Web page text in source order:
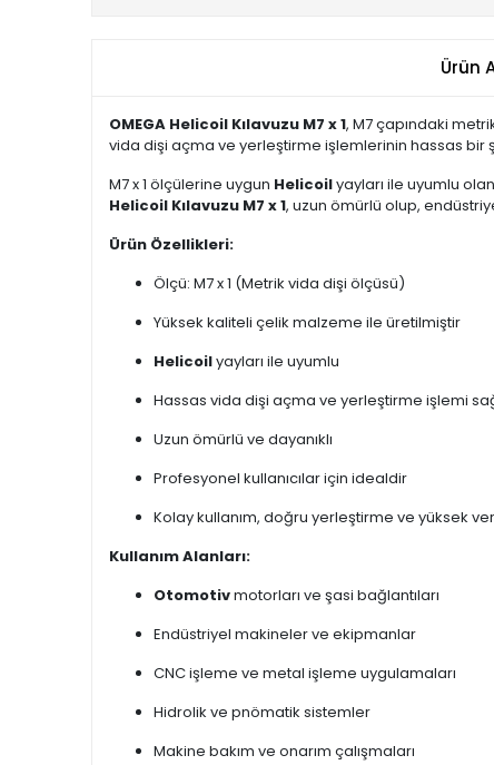
Ürün
OMEGA Helicoil Kılavuzu M7 x 1, M7 çapındaki
vida dişi açma ve yerleştirme işlemlerinin hassas bir
M7 x 1 ölçülerine uygun Helicoilyayları ile uyumlu
Helicoil Kılavuzu M7 x 1, uzun ömürlü olup,
Ürün Özellikleri:
Ölçü: M7 x 1 (Metrik vida dişi ölçüsü)
Yüksek kaliteli çelik malzeme ile üretilmiştir
Helicoilyayları ile uyumlu
Hassas vida dişi açma ve yerleştirme işlemi
Uzun ömürlü ve dayanıklı
Profesyonel kullanıcılar için idealdir
Kolay kullanım, doğru yerleştirme ve yüksek
Kullanım Alanları:
Otomotivmotorları ve şasi bağlantıları
Endüstriyel makineler ve ekipmanlar
CNC işleme ve metal işleme uygulamaları
Hidrolik ve pnömatik sistemler
Makine bakım ve onarım çalışmaları